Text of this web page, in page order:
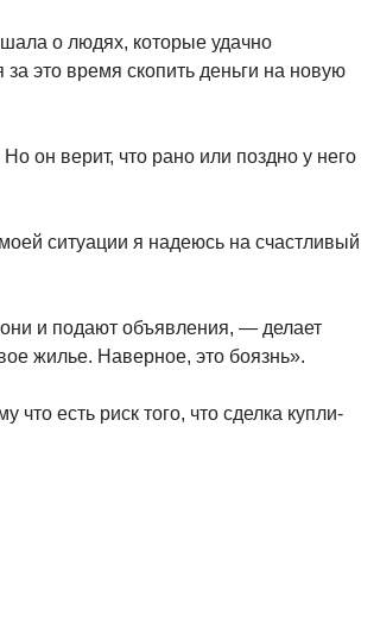
о людях, которые удачно
это время скопить деньги на новую
он верит, что рано или поздно у него
ситуации я надеюсь на счастливый
и подают объявления, — делает
жилье. Наверное, это боязнь».
есть риск того, что сделка купли-